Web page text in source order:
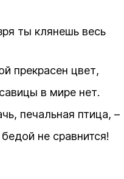
ты клянешь весь
прекрасен цвет,
в мире нет.
печальная птица, –
не сравнится!